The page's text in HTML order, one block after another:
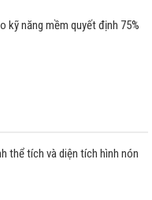
kỹ năng mềm quyết định 75%
thể tích và diện tích hình nón